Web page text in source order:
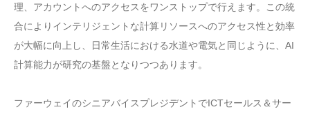
理、アカウントへのアクセスをワンストップで行えます。この統
合によりインテリジェントな計算リソースへのアクセス性と効率
が大幅に向上し、日常生活における水道や電気と同じように、AI
計算能力が研究の基盤となりつつあります。
ファーウェイのシニアバイスプレジデントでICTセールス＆サー